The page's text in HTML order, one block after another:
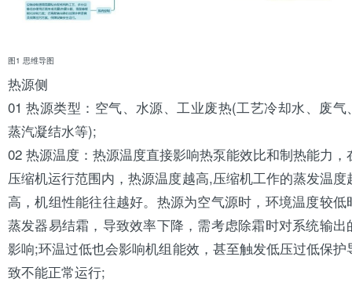
图1 思维导图
热源侧
01 热源类型：空气、水源、工业废热(工艺冷却水、废气
蒸汽凝结水等);
02 热源温度：热源温度直接影响热泵能效比和制热能力，
压缩机运行范围内，热源温度越高,压缩机工作的蒸发温度
高，机组性能往往越好。热源为空气源时，环境温度较低
蒸发器易结霜，导致效率下降，需考虑除霜时对系统输出
影响;环温过低也会影响机组能效，甚至触发低压过低保护
致不能正常运行;